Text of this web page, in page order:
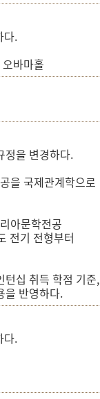
다.
바마홀
정을 변경하다.
을 국제관계학으로
아문학전공
전기 전형부터
턴십 취득 학점 기준,
을 반영하다.
다.